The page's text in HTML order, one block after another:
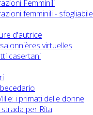
Femminili
femminili - sfogliabile
d'autrice
virtuelles
casertani
i primati delle donne
per Rita